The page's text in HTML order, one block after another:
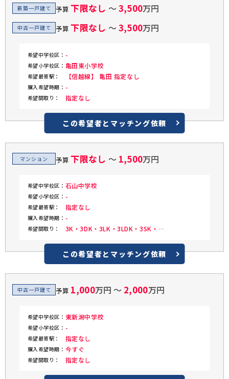
新築一戸建て 予算 下限なし 〜 3,500万円
中古一戸建て 予算 下限なし 〜 3,500万円
希望中学校区： -
希望小学校区： 亀田東小学校
希望最寄駅： 【信越線】 亀田 指定なし
購入希望時期： -
希望間取り： 指定なし
この希望者と マッチング依頼
マンション 予算 下限なし 〜 1,500万円
希望中学校区： 石山中学校
希望小学校区： -
希望最寄駅： 指定なし
購入希望時期： -
希望間取り： 3K・3DK・3LK・3LDK・3SK・
この希望者と マッチング依頼
中古一戸建て 予算 1,000万円 〜 2,000万円
希望中学校区： 東新潟中学校
希望小学校区： -
希望最寄駅： 指定なし
購入希望時期： 今すぐ
希望間取り： 指定なし